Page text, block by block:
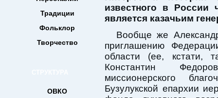
Традиции
Фольклор
Творчество
ОВКО
известного в
является казачьим
Вообще же
приглашению
области (ее, кстати,
Константин
миссионерского
Бузулукской епархии